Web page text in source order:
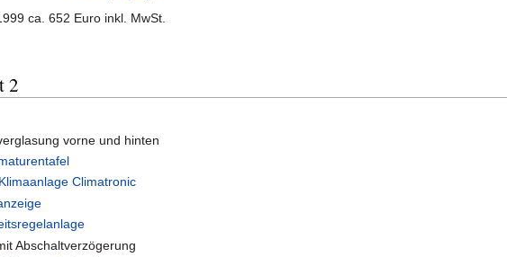
ca. 652 Euro inkl. MwSt.
2
vorne und hinten
Klimaanlage Climatronic
Abschaltverzögerung